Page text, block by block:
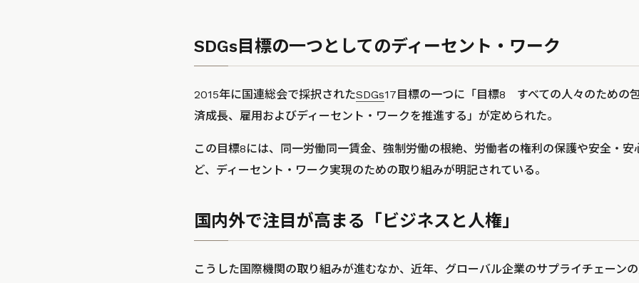
SDGs目標の一つとしてのディーセント・ワーク
2015年に国連総会で採択されたSDGs17目標の一つに「目標8 すべての人々のための
済成長、雇用およびディーセント・ワークを推進する」が定められた。
この目標8には、同一労働同一賃金、強制労働の根絶、労働者の権利の保護や安全・安
ど、ディーセント・ワーク実現のための取り組みが明記されている。
国内外で注目が高まる「ビジネスと人権」
こうした国際機関の取り組みが進むなか、近年、グローバル企業のサプライチェーン